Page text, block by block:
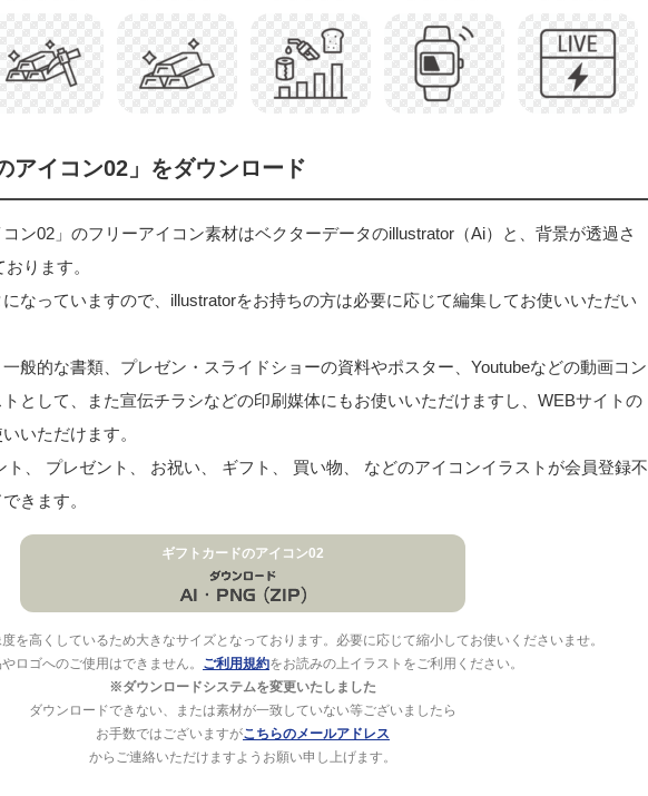
アイコン02」をダウンロード
コン02」のフリーアイコン素材はベクターデータのillustrator（Ai）と、背景が透過さ
ります。
なっていますので、illustratorをお持ちの方は必要に応じて編集してお使いいただい
般的な書類、プレゼン・スライドショーの資料やポスター、Youtubeなどの動画コン
として、また宣伝チラシなどの印刷媒体にもお使いいただけますし、WEBサイトの
いただけます。
ト、 プレゼント、 お祝い、 ギフト、 買い物、 などのアイコンイラストが会員登録不
きます。
ギフトカードのアイコン02
を高くしているため大きなサイズとなっております。必要に応じて縮小してお使いくださいませ。
ロゴへのご使用はできません。 ご利用規約をお読みの上イラストをご利用ください。
※ダウンロードシステムを変更いたしました
ダウンロードできない、または素材が一致していない等ございましたら
お手数ではございますがこちらのメールアドレス
からご連絡いただけますようお願い申し上げます。